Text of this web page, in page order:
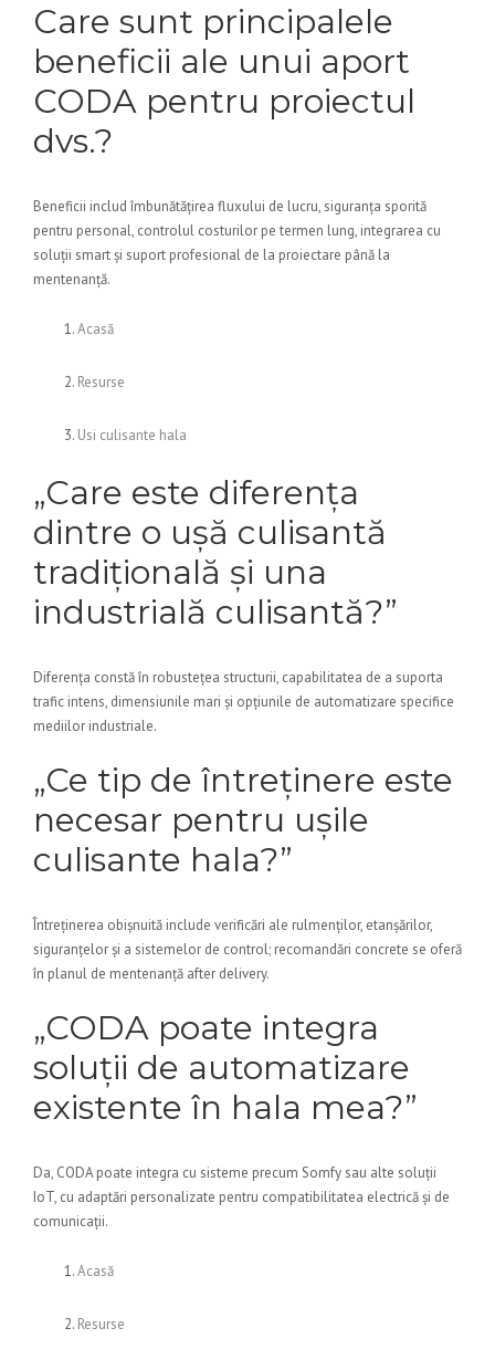
Care sunt principalele
beneficii ale unui aport
CODA pentru proiectul
dvs.?
Beneficii includ îmbunătățirea fluxului de lucru, siguranța sporită
pentru personal, controlul costurilor pe termen lung, integrarea cu
soluții smart și suport profesional de la proiectare până la
mentenanță.
Acasă
Resurse
Usi culisante hala
„Care este diferența
dintre o ușă culisantă
tradițională și una
industrială culisantă?”
Diferența constă în robustețea structurii, capabilitatea de a suporta
trafic intens, dimensiunile mari și opțiunile de automatizare specifice
mediilor industriale.
„Ce tip de întreținere este
necesar pentru ușile
culisante hala?”
Întreținerea obișnuită include verificări ale rulmenților, etanșărilor,
siguranțelor și a sistemelor de control; recomandări concrete se oferă
în planul de mentenanță after delivery.
„CODA poate integra
soluții de automatizare
existente în hala mea?”
Da, CODA poate integra cu sisteme precum Somfy sau alte soluții
IoT, cu adaptări personalizate pentru compatibilitatea electrică și de
comunicații.
Acasă
Resurse